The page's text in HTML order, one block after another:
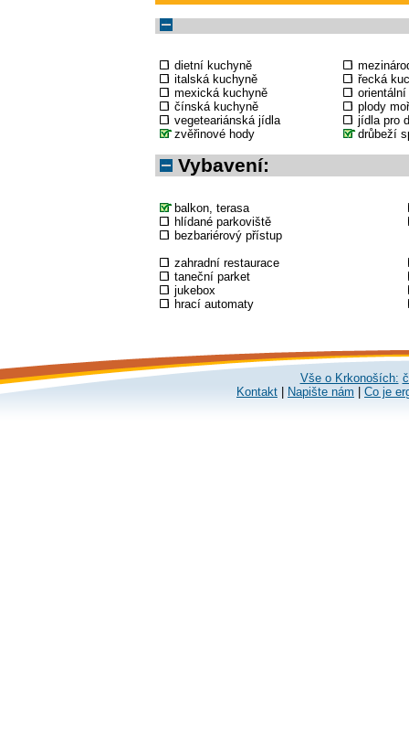
dietní kuchyně
italská kuchyně
řecká
mexická kuchyně
čínská kuchyně
plody
vegeteariánská jídla
jídla pro
zvěřinové hody
drůbeží
Vybavení:
balkon, terasa
hlídané parkoviště
bezbariérový přístup
zahradní restaurace
taneční parket
jukebox
hrací automaty
Vše o Krkonoších:
Kontakt
Napište nám Co je